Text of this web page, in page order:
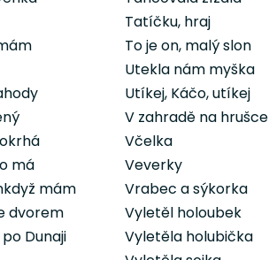
Tatíčku, hraj
To je on, malý slon
Utekla nám myška
Utíkej, Káčo, utíkej
V zahradě na hrušce
Včelka
má
Veverky
mám
Vrabec a sýkorka
dvorem
Vyletěl holoubek
Dunaji
Vyletěla holubička